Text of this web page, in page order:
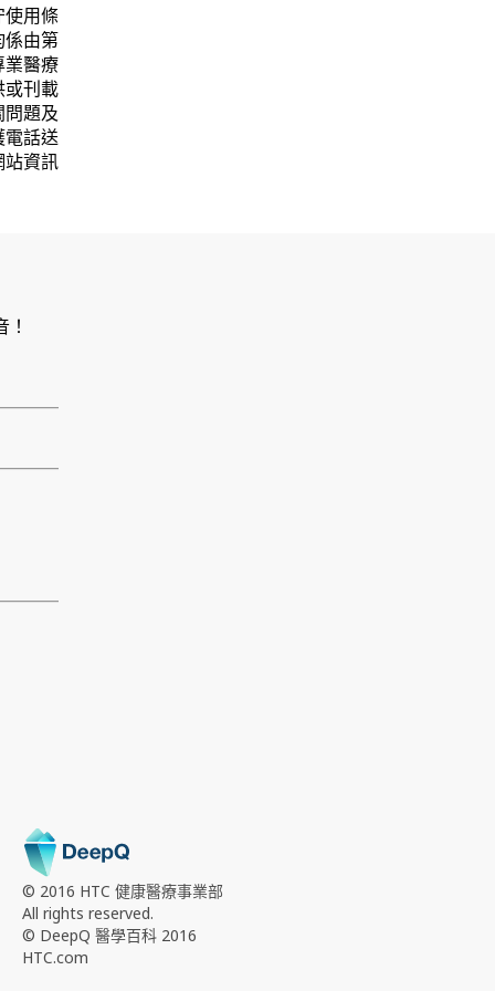
使用條
由第
醫療
刊載
題及
話送
資訊
© 2016 HTC 健康醫療事業部
All rights reserved.
© DeepQ 醫學百科 2016
HTC.com